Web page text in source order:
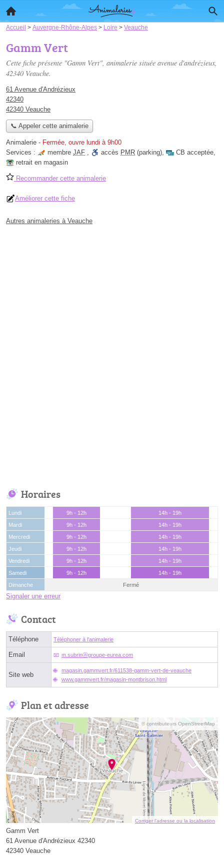
Accueil > Auvergne-Rhône-Alpes > Loire > Veauche
Gamm Vert
Cette fiche présente "Gamm Vert", animalerie située avenue d'andrézieux,
42340 Veauche.
61 Avenue d'Andrézieux
42340
42340 Veauche
📞 Appeler cette animalerie
Animalerie - Fermée, ouvre lundi à 9h00
Services :
membre JAF , accès PMR (parking), CB acceptée,
retrait en magasin
Recommander cette animalerie
Améliorer cette fiche
Autres animaleries à Veauche
Horaires
Lundi 9h - 12h
14h - 19h
Mardi
9h - 12h
14h - 19h
Mercredi
9h - 12h
14h - 19h
Jeudi
9h - 12h
14h - 19h
Vendredi
9h - 12h
14h - 19h
Samedi
9h - 12h
14h - 19h
Dimanche
Fermé
Signaler une erreur
Contact
Téléphone Téléphoner à l'animalerie
Email m.subrinⓐgroupe-eurea.com
Site web
magasin.gammvert.fr/611538-gamm-vert-de-veauche
www.gammvert.fr/magasin-montbrison.html
Plan et adresse
© contributeurs OpenStreetMap
Corriger l’adresse ou la localisation
Gamm Vert
61 Avenue d'Andrézieux 42340
42340 Veauche